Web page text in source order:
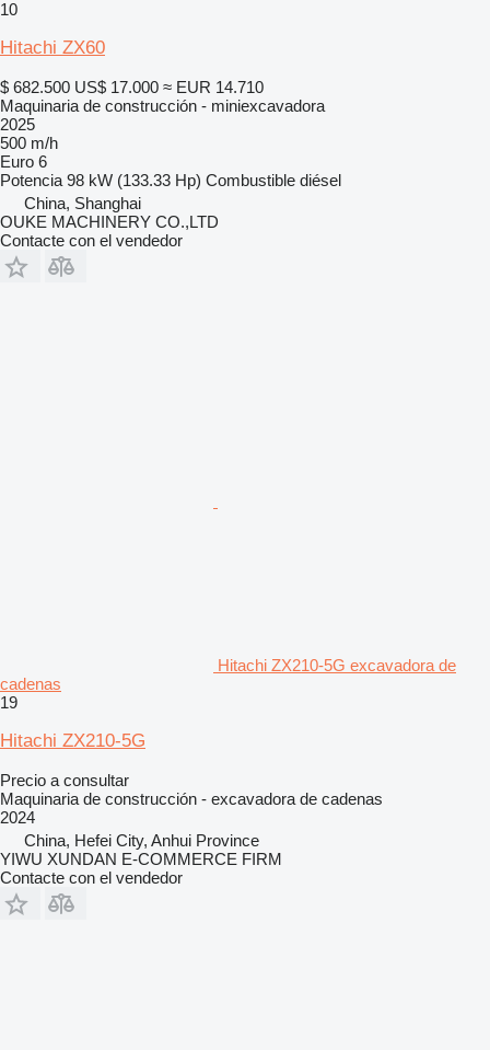
10
Hitachi ZX60
$ 682.500 US$ 17.000 ≈ EUR 14.710
Maquinaria de construcción - miniexcavadora
2025
500 m/h
Euro 6
Potencia 98 kW (133.33 Hp) Combustible diésel
China, Shanghai
OUKE MACHINERY CO.,LTD
Contacte con el vendedor
Hitachi ZX210-5G excavadora de
cadenas
19
Hitachi ZX210-5G
Precio a consultar
Maquinaria de construcción - excavadora de cadenas
2024
China, Hefei City, Anhui Province
YIWU XUNDAN E-COMMERCE FIRM
Contacte con el vendedor